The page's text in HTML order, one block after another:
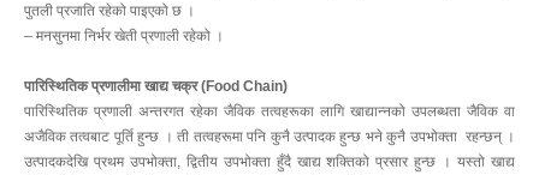
पुतली प्रजाति रहेको पाइएको छ ।
– मनसुनमा निर्भर खेती प्रणाली रहेको ।
पारिस्थितिक प्रणालीमा खाद्य चक्र (Food Chain)
पारिस्थितिक प्रणाली अन्तरगत रहेका जैविक तत्वहरूका लागि खाद्यान्नको उपलब्धता जैविक वा
अजैविक तत्वबाट पूर्ति हुन्छ । ती तत्वहरूमा पनि कुनै उत्पादक हुन्छ भने कुनै उपभोक्ता रहन्छन् ।
उत्पादकदेखि प्रथम उपभोक्ता, द्वितीय उपभोक्ता हुँदै खाद्य शक्तिको प्रसार हुन्छ । यस्तो खाद्य